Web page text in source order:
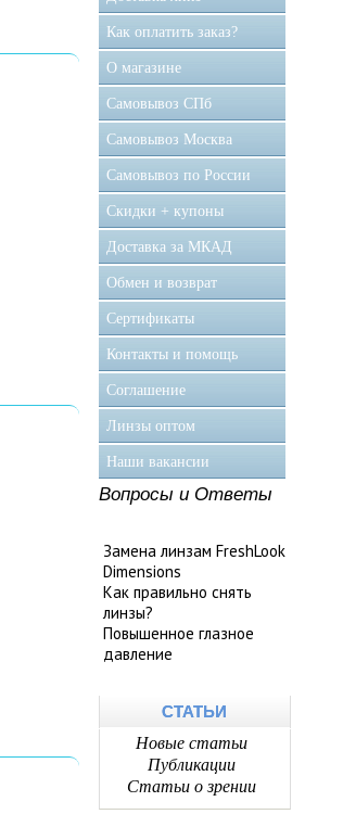
Как оплатить заказ?
О магазине
Самовывоз CПб
Самовывоз Москва
Самовывоз по России
Скидки + купоны
Доставка за МКАД
Обмен и возврат
Сертификаты
Контакты и помощь
Соглашение
Линзы оптом
Наши вакансии
Вопросы и Ответы
Замена линзам FreshLook
Dimensions
Как правильно снять
линзы?
Повышенное глазное
давление
СТАТЬИ
Новые статьи
Публикации
Статьи о зрении